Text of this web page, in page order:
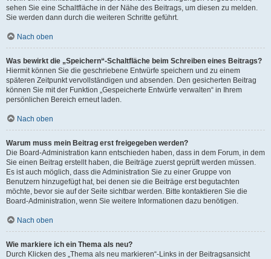
sehen Sie eine Schaltfläche in der Nähe des Beitrags, um diesen zu melden.
Sie werden dann durch die weiteren Schritte geführt.
Nach oben
Was bewirkt die „Speichern“-Schaltfläche beim Schreiben eines Beitrags?
Hiermit können Sie die geschriebene Entwürfe speichern und zu einem
späteren Zeitpunkt vervollständigen und absenden. Den gesicherten Beitrag
können Sie mit der Funktion „Gespeicherte Entwürfe verwalten“ in Ihrem
persönlichen Bereich erneut laden.
Nach oben
Warum muss mein Beitrag erst freigegeben werden?
Die Board-Administration kann entschieden haben, dass in dem Forum, in dem
Sie einen Beitrag erstellt haben, die Beiträge zuerst geprüft werden müssen.
Es ist auch möglich, dass die Administration Sie zu einer Gruppe von
Benutzern hinzugefügt hat, bei denen sie die Beiträge erst begutachten
möchte, bevor sie auf der Seite sichtbar werden. Bitte kontaktieren Sie die
Board-Administration, wenn Sie weitere Informationen dazu benötigen.
Nach oben
Wie markiere ich ein Thema als neu?
Durch Klicken des „Thema als neu markieren“-Links in der Beitragsansicht